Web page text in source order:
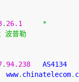
. 26.1
*
波普勒
. 94.238
   AS4134
www
. chinatelecom.